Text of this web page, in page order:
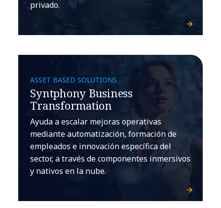
privado.
ASSET BASED SOLUTIONS
Syntphony Business
Transformation
Ayuda a escalar mejoras operativas
mediante automatización, formación de
empleados e innovación específica del
sector, a través de componentes inmersivos
y nativos en la nube.